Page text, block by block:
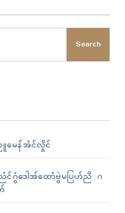
Search
မေန်အံၚ်လှိုၚ်
ဂွံဒေါအ်ထောံဗွဲမပြဟ်ညိ ဂ